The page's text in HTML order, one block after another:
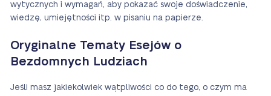
wytycznych i wymagań, aby pokazać swoje doświadczenie,
wiedzę, umiejętności itp. w pisaniu na papierze.
Oryginalne Tematy Esejów o
Bezdomnych Ludziach
Jeśli masz jakiekolwiek wątpliwości co do tego, o czym ma